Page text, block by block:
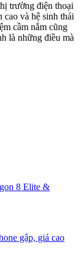
trường điện thoại
cao và hệ sinh thái
cầm nắm cũng
là những điều mà
8 Elite &
gập, giá cao